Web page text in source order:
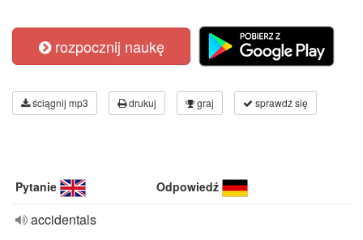
rozpocznij naukę
ściągnij mp3 drukuj graj sprawdź się
Pytanie Odpowiedź
accidentals